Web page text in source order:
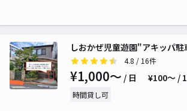
しおかぜ児童遊園"アキッパ駐
4.8 / 16件
¥1,000〜 / 日 ¥100〜 /
時間貸し可